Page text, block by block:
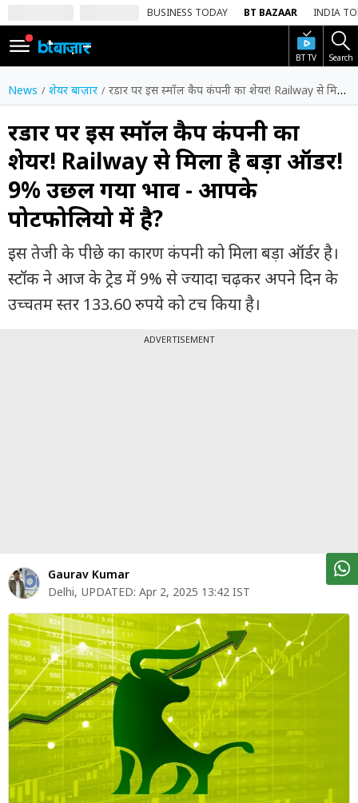
BUSINESS TODAY BT BAZAAR INDIA
BT TV Search
SIGN
IN
Dark
Mode
होम
शेयर
बाज़ार
वीडियो
ट्रेंडिंग
बिजनेस
शेयर
ट्रेंडिंग
बिजनेस
न्यूज
वीडियो
म्यूचुअल
फंड
News शेयर बाज़ार रडार पर इस स्मॉल कैप कंपनी का शेयर! Railway से मिला है बड़ा ऑर्डर! 9% उछल गया भाव - आपके पोर्टफोलियो में है?
रडार पर इस स्मॉल कैप कंपनी का
शेयर! Railway से मिला है बड़ा ऑर्डर!
9% उछल गया भाव - आपके
पोर्टफोलियो में है?
इस तेजी के पीछे का कारण कंपनी को मिला बड़ा ऑर्डर है।
स्टॉक ने आज के ट्रेड में 9% से ज्यादा चढ़कर अपने दिन के
उच्चतम स्तर 133.60 रुपये को टच किया है।
ADVERTISEMENT
Gaurav Kumar
Delhi, UPDATED: Apr 2, 2025 13:42 IST